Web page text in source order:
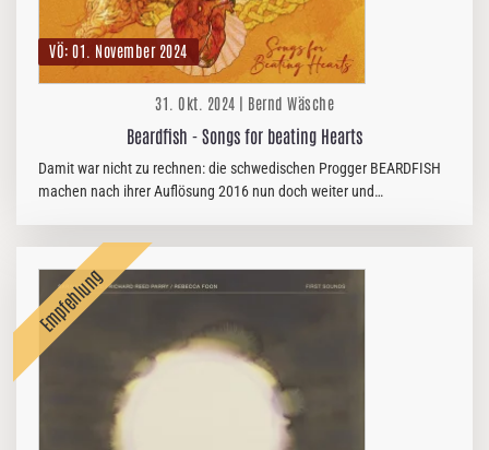
VÖ: 01. November 2024
31. Okt. 2024 | Bernd Wäsche
Beardfish - Songs for beating Hearts
Damit war nicht zu rechnen: die schwedischen Progger BEARDFISH
machen nach ihrer Auflösung 2016 nun doch weiter und